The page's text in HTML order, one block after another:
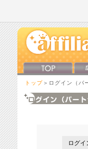
トップ ＞ログイン（パ
ログイ